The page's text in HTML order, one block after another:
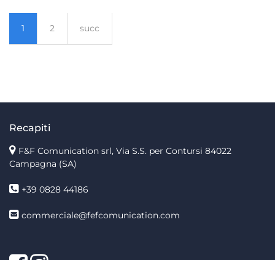
1 2 succ
Recapiti
F&F Comunication srl, Via S.S. per Contursi 84022
Campagna (SA)
+39 0828 44186
commerciale@fefcomunication.com